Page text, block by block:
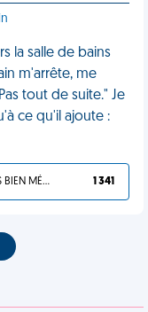
la salle de bains
m'arrête, me
tout de suite." Je
ce qu'il ajoute :
TU L'AS BIEN MÉRITÉ 1 341